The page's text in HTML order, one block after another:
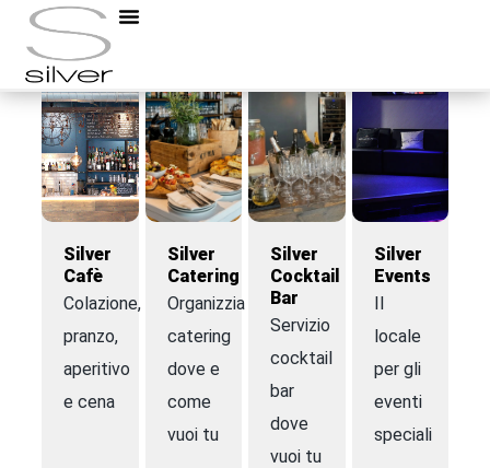
Silver
Cafè
Colazione,
pranzo,
aperitivo
e cena
Silver
Catering
Organizziamo
catering
dove e
come
vuoi tu
Silver
Cocktail
Bar
Servizio
cocktail
bar
dove
vuoi tu
Silver
Events
Il
locale
per gli
eventi
speciali